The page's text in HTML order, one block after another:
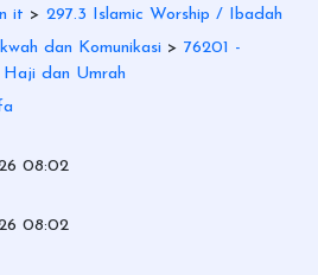
it > 297.3 Islamic Worship / Ibadah
dan Komunikasi > 76201 -
Haji dan Umrah
08:02
08:02